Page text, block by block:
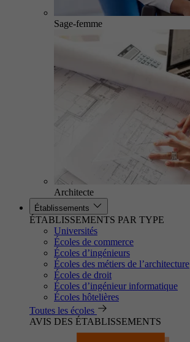
Sage-femme
Architecte
Établissements
ÉTABLISSEMENTS PAR TYPE
Universités
Écoles de commerce
Écoles d’ingénieurs
Écoles des métiers de l’architecture
Écoles de droit
Écoles d’ingénieur informatique
Écoles hôtelières
Toutes les écoles
AVIS DES ÉTABLISSEMENTS